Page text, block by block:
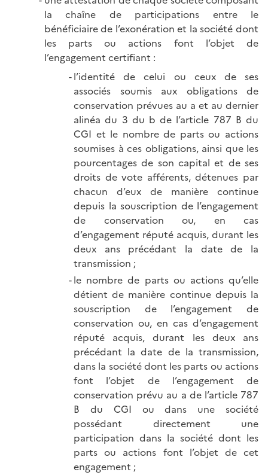
la chaîne de participations entre le
bénéficiaire de l’exonération et la société dont
les parts ou actions font l’objet de
l’engagement certifiant :
l’identité de celui ou ceux de ses
associés soumis aux obligations de
conservation prévues au a et au dernier
alinéa du 3 du b de l’article 787 B du
CGI et le nombre de parts ou actions
soumises à ces obligations, ainsi que les
pourcentages de son capital et de ses
droits de vote afférents, détenues par
chacun d’eux de manière continue
depuis la souscription de l’engagement
de conservation ou, en cas
d’engagement réputé acquis, durant les
deux ans précédant la date de la
transmission ;
le nombre de parts ou actions qu’elle
détient de manière continue depuis la
souscription de l’engagement de
conservation ou, en cas d’engagement
réputé acquis, durant les deux ans
précédant la date de la transmission,
dans la société dont les parts ou actions
font l’objet de l’engagement de
conservation prévu au a de l’article 787
B du CGI ou dans une société
possédant directement une
participation dans la société dont les
parts ou actions font l’objet de cet
engagement ;